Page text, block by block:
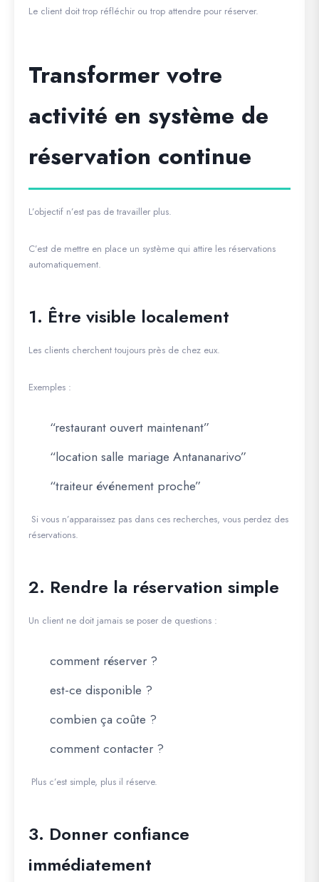
Le client doit trop réfléchir ou trop attendre pour réserver.
Transformer votre
activité en système de
réservation continue
L’objectif n’est pas de travailler plus.
C’est de mettre en place un système qui attire les réservations
automatiquement.
1. Être visible localement
Les clients cherchent toujours près de chez eux.
Exemples :
“restaurant ouvert maintenant”
“location salle mariage Antananarivo”
“traiteur événement proche”
Si vous n’apparaissez pas dans ces recherches, vous perdez des
réservations.
2. Rendre la réservation simple
Un client ne doit jamais se poser de questions :
comment réserver ?
est-ce disponible ?
combien ça coûte ?
comment contacter ?
Plus c’est simple, plus il réserve.
3. Donner confiance
immédiatement